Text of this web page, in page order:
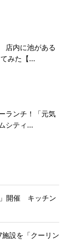
店内に池がある
みた【...
ランチ！「元気
シティ...
開催 キッチン
設を「クーリン